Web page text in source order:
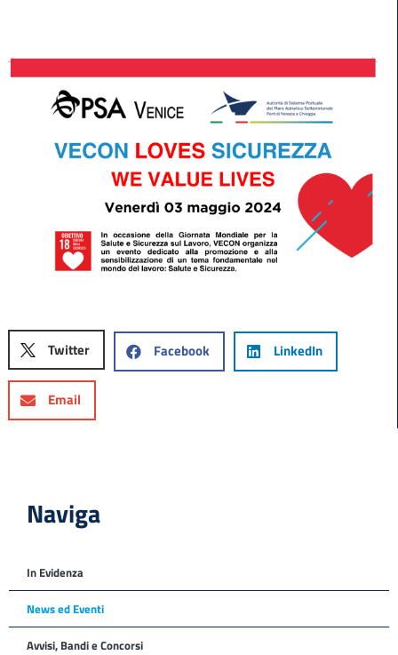
Twitter Facebook LinkedIn
Email
Naviga
In Evidenza
News ed Eventi
Avvisi, Bandi e Concorsi